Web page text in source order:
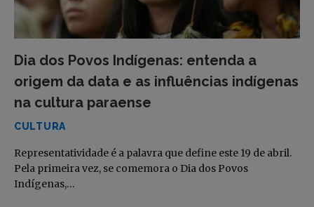
Dia dos Povos Indígenas: entenda a
origem da data e as influências indígenas
na cultura paraense
CULTURA
Representatividade é a palavra que define este 19 de abril.
Pela primeira vez, se comemora o Dia dos Povos
Indígenas,…